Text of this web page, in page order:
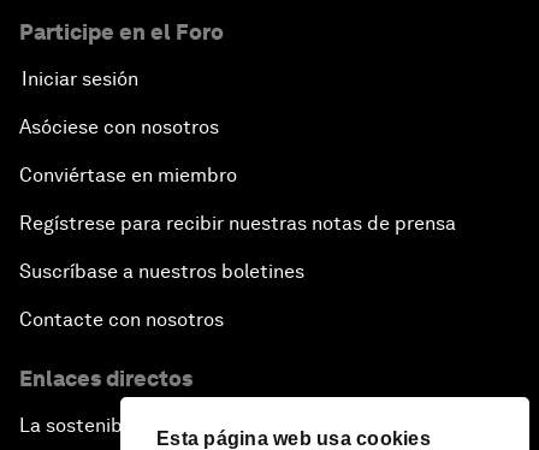
Esta página web usa cookies
Participe en el Foro
Iniciar sesión
Asóciese con nosotros
Conviértase en miembro
Regístrese para recibir nuestras notas de prensa
Suscríbase a nuestros boletines
Contacte con nosotros
Enlaces directos
La sostenibilidad en el Foro